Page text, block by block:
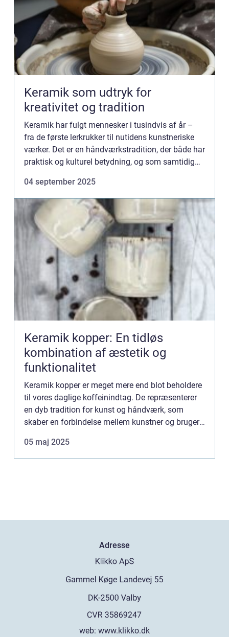
Keramik som udtryk for
kreativitet og tradition
Keramik har fulgt mennesker i tusindvis af år –
fra de første lerkrukker til nutidens kunstneriske
værker. Det er en håndværkstradition, der både har
praktisk og kulturel betydning, og som samtidig
04 september 2025
Keramik kopper: En tidløs
kombination af æstetik og
funktionalitet
Keramik kopper er meget mere end blot beholdere
til vores daglige koffeinindtag. De repræsenterer
en dyb tradition for kunst og håndværk, som
skaber en forbindelse mellem kunstner og bruger.
05 maj 2025
Adresse
web: www.klikko.dk